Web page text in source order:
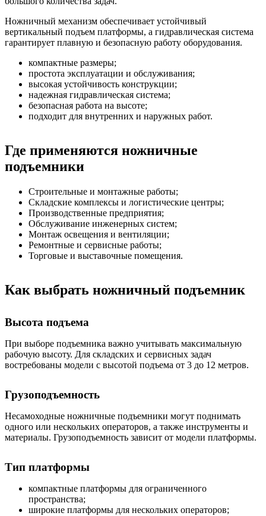
Ножничный механизм обеспечивает устойчивый
вертикальный подъем платформы, а гидравлическая система
гарантирует плавную и безопасную работу оборудования.
компактные размеры;
простота эксплуатации и обслуживания;
высокая устойчивость конструкции;
надежная гидравлическая система;
безопасная работа на высоте;
подходит для внутренних и наружных работ.
Где применяются ножничные
подъемники
Строительные и монтажные работы;
Складские комплексы и логистические центры;
Производственные предприятия;
Обслуживание инженерных систем;
Монтаж освещения и вентиляции;
Ремонтные и сервисные работы;
Торговые и выставочные помещения.
Как выбрать ножничный подъемник
Высота подъема
При выборе подъемника важно учитывать максимальную
рабочую высоту. Для складских и сервисных задач
востребованы модели с высотой подъема от 3 до 12 метров.
Грузоподъемность
Несамоходные ножничные подъемники могут поднимать
одного или нескольких операторов, а также инструменты и
материалы. Грузоподъемность зависит от модели платформы.
Тип платформы
компактные платформы для ограниченного
пространства;
широкие платформы для нескольких операторов;